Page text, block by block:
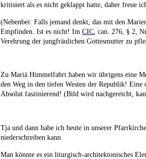
kritisiert als es nicht geklappt hatte, daher freue
(Nebenbei: Falls jemand denkt, das mit den
Empfinden. Ist es nicht! Im CIC , can. 276, § 2,
Verehrung der jungfräulichen Gottesmutter zu
Zu Mariä Himmelfahrt haben wir übrigens eine
den Weg in den tiefen Westen der Republik! Eine
Absolut faszinierend! (Bild wird nachgereicht,
Tja und dann habe ich heute in unserer
niederschreiben kann.
Man könnte es ein liturgisch-architektonisches